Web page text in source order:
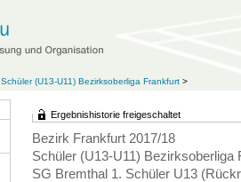
Schüler (U13-U11) Bezirksoberliga Frankfurt>
Ergebnishistorie freigeschaltet
Bezirk Frankfurt 2017/18
Schüler (U13-U11) Bezirksoberliga
SG Bremthal 1. Schüler U13